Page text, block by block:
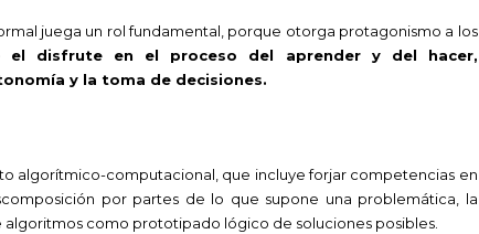
juega un rol fundamental, porque otorga protagonismo a los
el disfrute en el proceso del aprender y del hacer,
y la toma de decisiones.
algorítmico-computacional, que incluye forjar competencias en
por partes de lo que supone una problemática, la
como prototipado lógico de soluciones posibles.